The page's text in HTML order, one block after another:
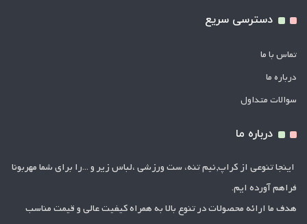
دسترسی سریع
تماس با ما
درباره ما
سوالات متداول
درباره ما
اینجا تنوعی از کراپ,نیم تنه، ست ورزشی ،لباس زیر و ...را برای شما مهربونا
فراهم آورده ایم.
هدف ما ارائه محصولات در تنوع بالا به همراه کیفیت عالی و قیمت مناسب